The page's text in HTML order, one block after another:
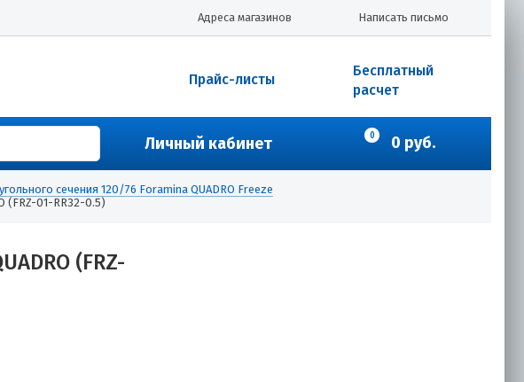
Написать письмо
Адреса магазинов
Бесплатный
расчет
Прайс-листы
Личный кабинет 0 0 руб.
сечения 120/76 Foramina QUADRO Freeze
(FRZ-01-RR32-0.5)
(FRZ-